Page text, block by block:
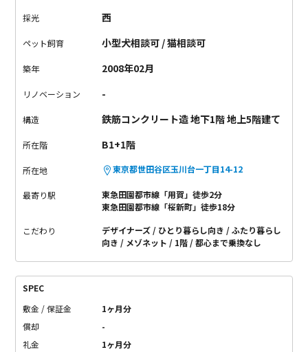
す。
採光 西
ペット飼育 小型犬相談可 / 猫相談可
築年 2008年02月
リノベーション -
構造 鉄筋コンクリート造 地下1階 地上5階建て
所在階 B1+1階
所在地 東京都世田谷区玉川台一丁目14-12
最寄り駅
東急田園都市線「用賀」徒歩2分
東急田園都市線「桜新町」徒歩18分
こだわり デザイナーズ ひとり暮らし向き
ふたり暮らし
向き
メゾネット 1階 都心まで乗換なし
SPEC
敷金 / 保証金
1ヶ月分
償却
-
礼金
1ヶ月分